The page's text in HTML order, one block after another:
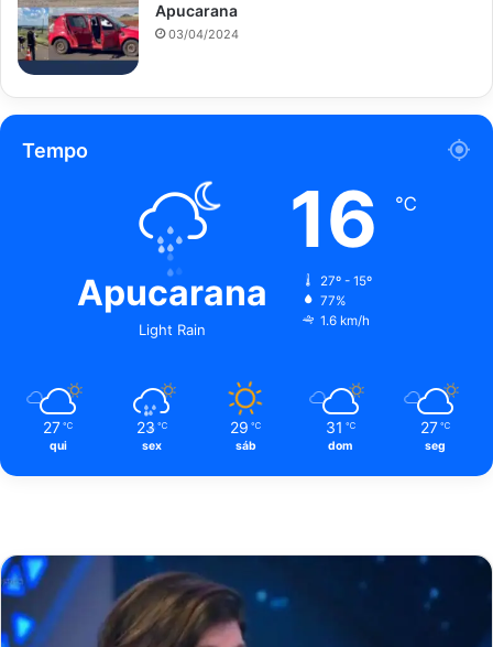
Apucarana
03/04/2024
Tempo
Apucarana
Light Rain
16 ℃
27º - 15º
77%
1.6 km/h
27 ℃
qui
23 ℃
sex
29 ℃
sáb
31 ℃
dom
27 ℃
seg